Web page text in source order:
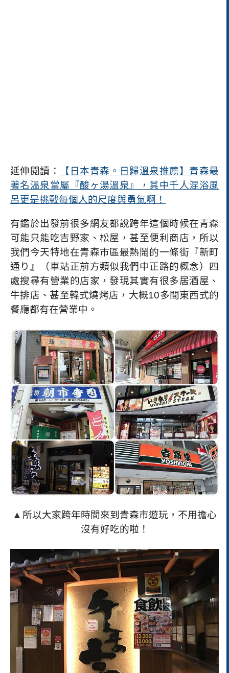
延伸閱讀：
【日本青森。日歸溫泉推薦】青森最
著名溫泉當屬『酸ヶ湯溫泉』，其中千人混浴風
呂更是挑戰每個人的尺度與勇氣啊！
有鑑於出發前很多網友都說跨年這個時候在青森
可能只能吃吉野家、松屋，甚至便利商店，所以
我們今天特地在青森市區最熱鬧的一條街『新町
通り』（車站正前方類似我們中正路的概念）四
處搜尋有營業的店家，發現其實有很多居酒屋、
牛排店、甚至韓式燒烤店，大概10多間東西式的
餐廳都有在營業中。
▲ 所以大家跨年時間來到青森市遊玩，不用擔心
沒有好吃的啦！